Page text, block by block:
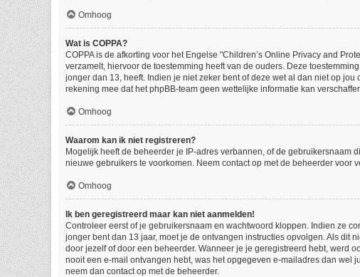
Omhoog
Wat is COPPA?
COPPA is de afkorting voor het Engelse "Children’s Online Privacy and
verzamelt, hiervoor de toestemming heeft van de ouders. Deze
jonger dan 13, heeft. Indien je niet zeker bent of deze wet al dan niet op
rekening mee dat het phpBB-team geen wettelijke informatie kan
Omhoog
Waarom kan ik niet registreren?
Mogelijk heeft de beheerder je IP-adres verbannen, of de gebruikersnaam
nieuwe gebruikers te voorkomen. Neem contact op met de beheerder voor
Omhoog
Ik ben geregistreerd maar kan niet aanmelden!
Controleer eerst of je gebruikersnaam en wachtwoord kloppen. Indien ze
jonger bent dan 13 jaar, moet je de ontvangen instructies opvolgen. Als dit
door jezelf of door een beheerder. Wanneer je je geregistreerd hebt, werd
nooit een e-mail ontvangen hebt, was het opgegeven e-mailadres dan wel
neem dan contact op met de beheerder.